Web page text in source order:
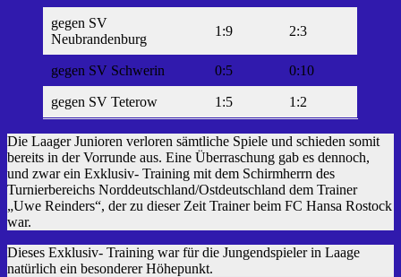
gegen SV
Neubrandenburg
1:9 2:3
gegen SV Schwerin 0:5 0:10
gegen SV Teterow 1:5 1:2
Die Laager Junioren verloren sämtliche Spiele und schieden somit
bereits in der Vorrunde aus. Eine Überraschung gab es dennoch,
und zwar ein Exklusiv- Training mit dem Schirmherrn des
Turnierbereichs Norddeutschland/Ostdeutschland dem Trainer
„Uwe Reinders“, der zu dieser Zeit Trainer beim FC Hansa Rostock
war.
Dieses Exklusiv- Training war für die Jungendspieler in Laage
natürlich ein besonderer Höhepunkt.